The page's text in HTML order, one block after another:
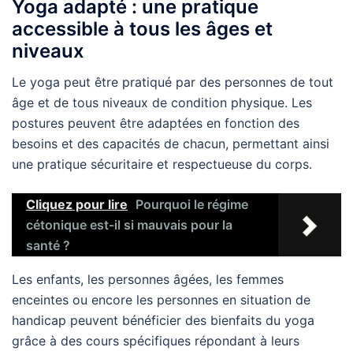
Yoga adapté : une pratique
accessible à tous les âges et
niveaux
Le yoga peut être pratiqué par des personnes de tout
âge et de tous niveaux de condition physique. Les
postures peuvent être adaptées en fonction des
besoins et des capacités de chacun, permettant ainsi
une pratique sécuritaire et respectueuse du corps.
Cliquez pour lire Pourquoi le régime
cétonique est-il si mauvais pour la
santé ?
Les enfants, les personnes âgées, les femmes
enceintes ou encore les personnes en situation de
handicap peuvent bénéficier des bienfaits du yoga
grâce à des cours spécifiques répondant à leurs